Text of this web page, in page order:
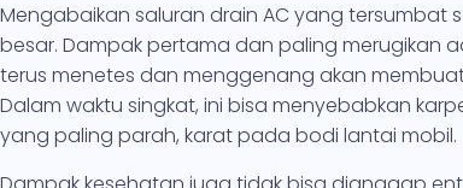
Mengabaikan saluran drain AC yang
besar. Dampak pertama dan paling merugikan
terus menetes dan menggenang akan
Dalam waktu singkat, ini bisa menyebabkan
yang paling parah, karat pada bodi lantai mobil.